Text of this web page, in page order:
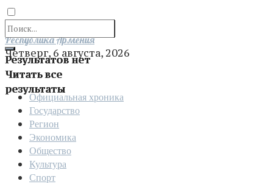
Результатов нет
Читать все
результаты
Отправить
Республика Армения
Четверг, 6 августа, 2026
Официальная хроника
Государство
Регион
Экономика
Общество
Культура
Спорт